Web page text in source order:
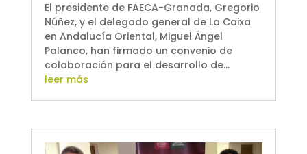
El presidente de FAECA-Granada, Gregorio
Núñez, y el delegado general de La Caixa
en Andalucía Oriental, Miguel Ángel
Palanco, han firmado un convenio de
colaboración para el desarrollo de...
leer más